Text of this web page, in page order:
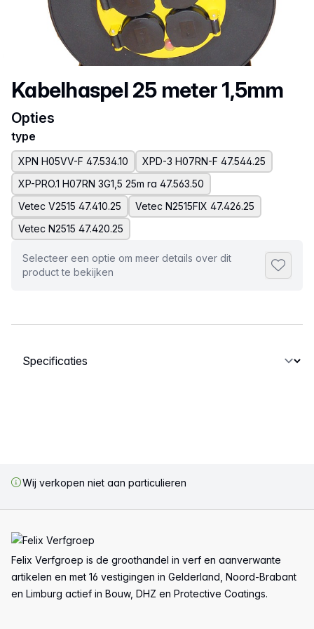
Productnaam
Kabelhaspel 25 meter 1,5mm
Opties
type
XPN H05VV-F 47.534.10
XPD-3 H07RN-F 47.544.25
XP-PRO.1 H07RN 3G1,5 25m ra 47.563.50
Vetec V2515 47.410.25
Vetec N2515FIX 47.426.25
Vetec N2515 47.420.25
Selecteer een optie om meer details over dit
product te bekijken
Selecteer een tabblad
Wij verkopen niet aan particulieren
Felix Verfgroep is de groothandel in verf en aanverwante
artikelen en met 16 vestigingen in Gelderland, Noord-Brabant
en Limburg actief in Bouw, DHZ en Protective Coatings.